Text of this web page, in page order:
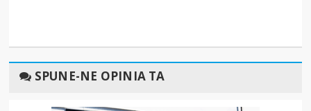
SPUNE-NE OPINIA TA